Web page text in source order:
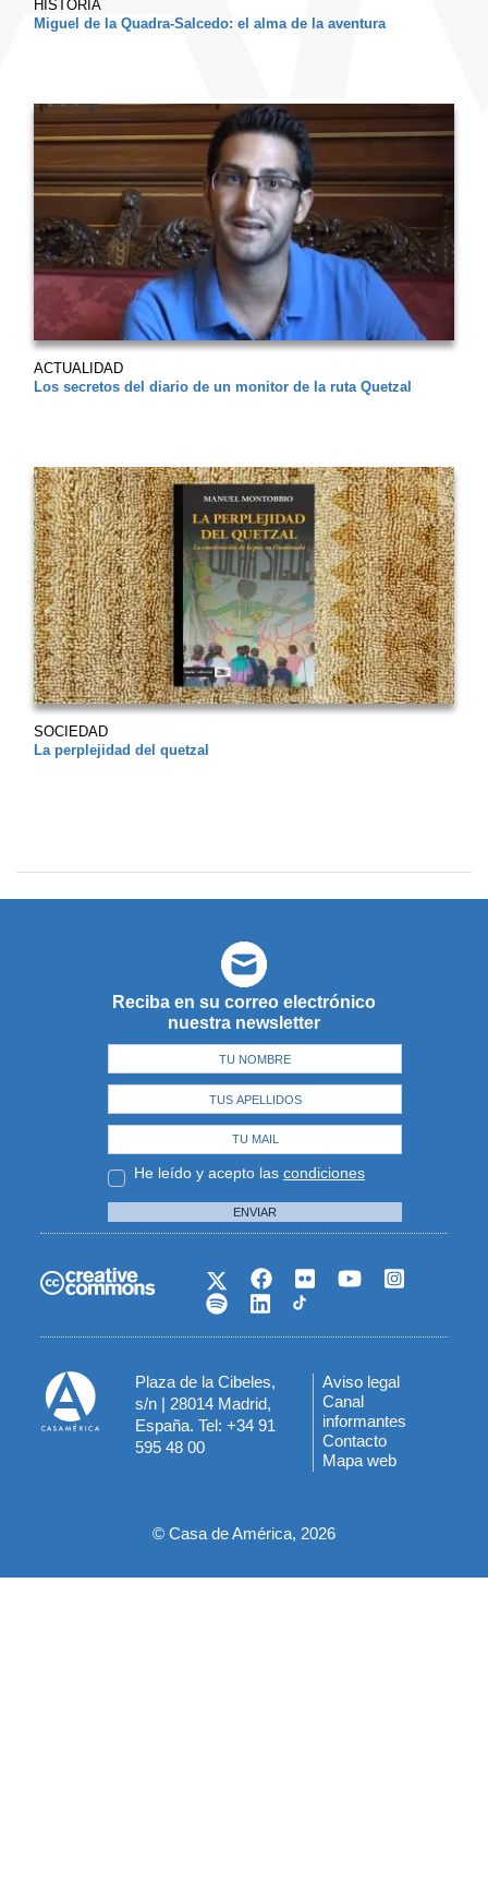
HISTORIA
Miguel de la Quadra-Salcedo: el alma de la aventura
ACTUALIDAD
Los secretos del diario de un monitor de la ruta Quetzal
SOCIEDAD
La perplejidad del quetzal
Reciba en su correo electrónico
nuestra newsletter
He leído y acepto las condiciones
ENVIAR
Plaza de la Cibeles,
s/n | 28014 Madrid,
España. Tel: +34 91
595 48 00
Menú
del
pie
Aviso legal
Canal
informantes
Contacto
Mapa web
© Casa de América, 2026